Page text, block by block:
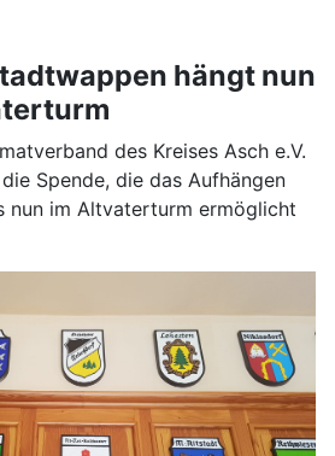
hängt nun
des Kreises Asch e.V.
Spende, die das Aufhängen
nun im Altvaterturm ermöglicht